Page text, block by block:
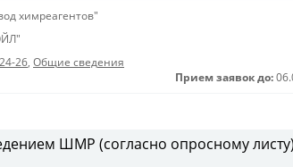
химреагентов"
26, Общие сведения
Прием заявок до:
ШМР (согласно опросному